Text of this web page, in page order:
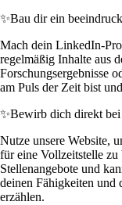
✨Bau dir ein
Mach dein LinkedIn-
regelmäßig Inhalte aus
Forschungsergebnisse
am Puls der Zeit bist
✨Bewirb dich direkt
Nutze unsere Website,
für eine Vollzeitstelle
Stellenangebote und
deinen Fähigkeiten und
erzählen.